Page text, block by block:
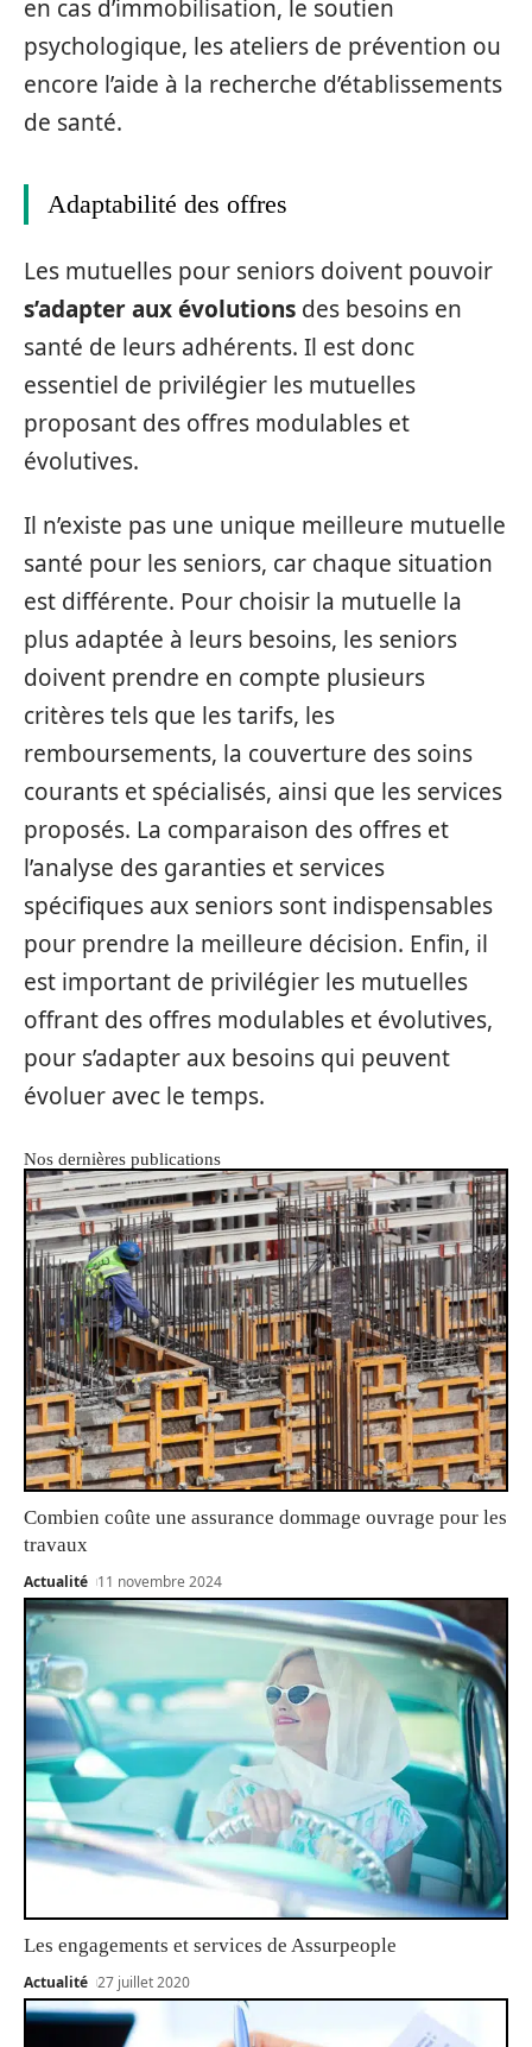
en cas d’immobilisation, le soutien
psychologique, les ateliers de prévention ou
encore l’aide à la recherche d’établissements
de santé.
Adaptabilité des offres
Les mutuelles pour seniors doivent pouvoir
s’adapter aux évolutions des besoins en
santé de leurs adhérents. Il est donc
essentiel de privilégier les mutuelles
proposant des offres modulables et
évolutives.
Il n’existe pas une unique meilleure mutuelle
santé pour les seniors, car chaque situation
est différente. Pour choisir la mutuelle la
plus adaptée à leurs besoins, les seniors
doivent prendre en compte plusieurs
critères tels que les tarifs, les
remboursements, la couverture des soins
courants et spécialisés, ainsi que les services
proposés. La comparaison des offres et
l’analyse des garanties et services
spécifiques aux seniors sont indispensables
pour prendre la meilleure décision. Enfin, il
est important de privilégier les mutuelles
offrant des offres modulables et évolutives,
pour s’adapter aux besoins qui peuvent
évoluer avec le temps.
Nos dernières publications
Combien coûte une assurance dommage ouvrage pour les
travaux
Actualité 11 novembre 2024
Les engagements et services de Assurpeople
Actualité 27 juillet 2020